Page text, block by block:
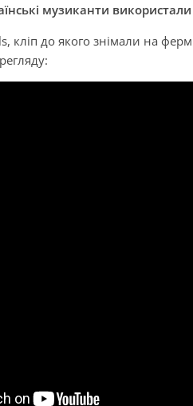
музиканти
кліп до якого знімали на